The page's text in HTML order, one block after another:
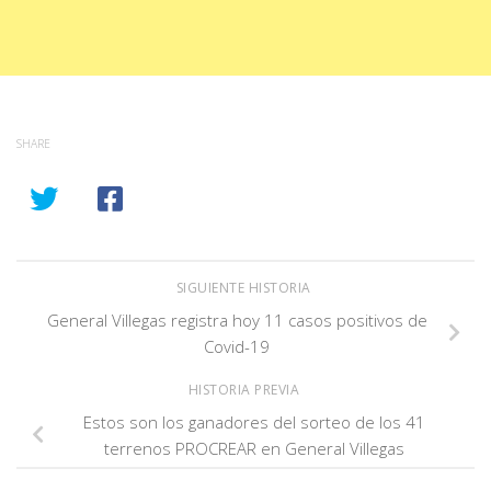
SHARE
SIGUIENTE HISTORIA
General Villegas registra hoy 11 casos positivos de
Covid-19
HISTORIA PREVIA
Estos son los ganadores del sorteo de los 41
terrenos PROCREAR en General Villegas